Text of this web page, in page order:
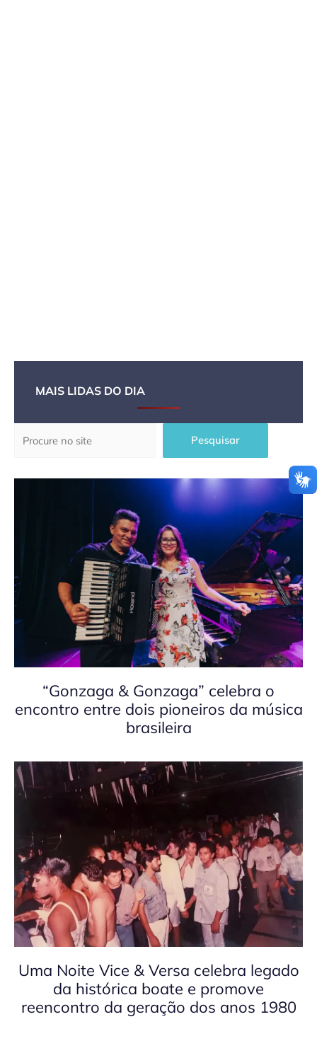
MAIS LIDAS DO DIA
Pesquisar
“Gonzaga & Gonzaga” celebra o
encontro entre dois pioneiros da música
brasileira
Uma Noite Vice & Versa celebra legado
da histórica boate e promove
reencontro da geração dos anos 1980